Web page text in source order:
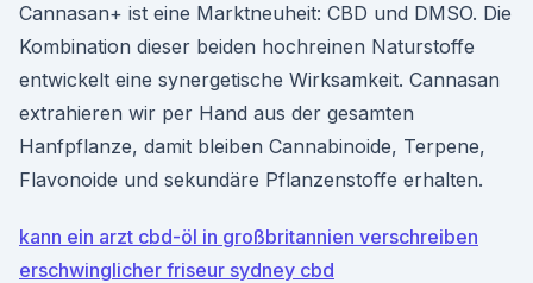
Cannasan+ ist eine Marktneuheit: CBD und DMSO. Die
Kombination dieser beiden hochreinen Naturstoffe
entwickelt eine synergetische Wirksamkeit. Cannasan
extrahieren wir per Hand aus der gesamten
Hanfpflanze, damit bleiben Cannabinoide, Terpene,
Flavonoide und sekundäre Pflanzenstoffe erhalten.
kann ein arzt cbd-öl in großbritannien verschreiben
erschwinglicher friseur sydney cbd